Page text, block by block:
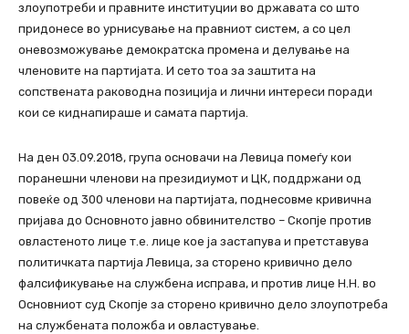
злоупотреби и правните институции во државата со што
придонесе во урнисување на правниот систем, а со цел
оневозможување демократска промена и делување на
членовите на партијата. И сето тоа за заштита на
сопствената раководна позиција и лични интереси поради
кои се киднапираше и самата партија.
На ден 03.09.2018, група основачи на Левица помеѓу кои
поранешни членови на президиумот и ЦК, поддржани од
повеќе од 300 членови на партијата, поднесовме кривична
пријава до Основното јавно обвинителство – Скопје против
овластеното лице т.е. лице кое ја застапува и претставува
политичката партија Левица, за сторено кривично дело
фалсификување на службена исправа, и против лице Н.Н. во
Основниот суд Скопје за сторено кривично дело злоупотреба
на службената положба и овластување.